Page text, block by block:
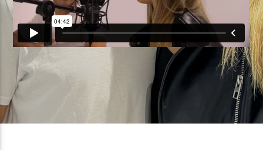
FAIXA ATUAL
TÍTULO
ARTISTA